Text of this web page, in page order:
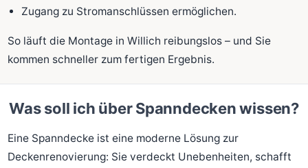
Zugang zu Stromanschlüssen ermöglichen.
So läuft die Montage in Willich reibungslos – und Sie
kommen schneller zum fertigen Ergebnis.
Was soll ich über Spanndecken wissen?
Eine Spanndecke ist eine moderne Lösung zur
Deckenrenovierung: Sie verdeckt Unebenheiten, schafft